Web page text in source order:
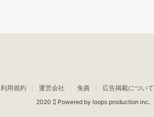
利用規約 運営会社 免責 広告掲載について
2020 Powered by loops production inc.